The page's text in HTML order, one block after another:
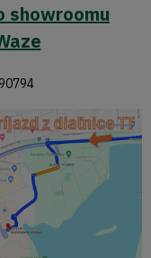
showroomu